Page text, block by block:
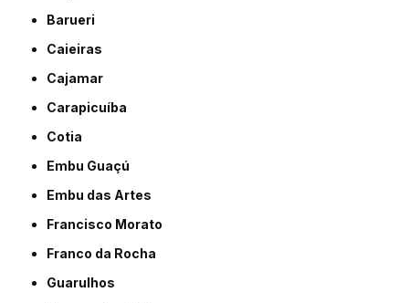
Barueri
Caieiras
Cajamar
Carapicuíba
Cotia
Embu Guaçú
Embu das Artes
Francisco Morato
Franco da Rocha
Guarulhos